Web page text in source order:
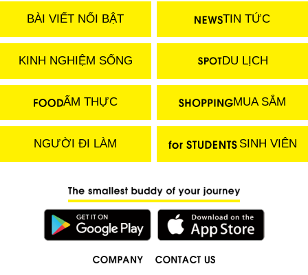
BÀI VIẾT NỔI BẬT TIN TỨC
KINH NGHIỆM SỐNG DU LỊCH
ẨM THỰC MUA SẮM
NGƯỜI ĐI LÀM SINH VIÊN